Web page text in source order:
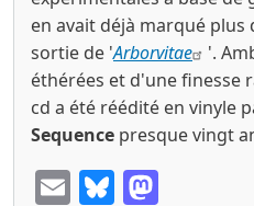
en avait déjà marqué plus
sortie de 'Arborvitae
'.
éthérées et d'une finesse
cd a été réédité en vinyle
Sequence presque vingt
EmailBluesky